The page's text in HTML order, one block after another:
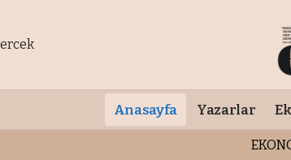
Anasayfa Yazarlar